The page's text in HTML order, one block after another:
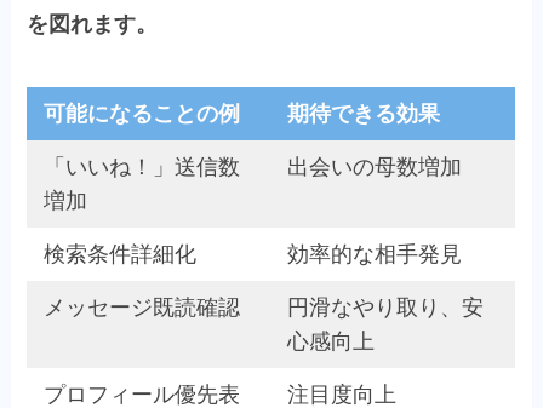
を図れます。
可能になることの例 期待できる効果
「いいね！」送信数
増加
出会いの母数増加
検索条件詳細化 効率的な相手発見
メッセージ既読確認
円滑なやり取り、安
心感向上
プロフィール優先表 注目度向上